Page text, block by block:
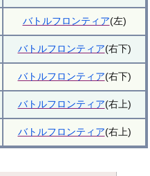
バトルフロンティア(左)
バトルフロンティア(右下)
バトルフロンティア(右下)
バトルフロンティア(右上)
バトルフロンティア(右上)